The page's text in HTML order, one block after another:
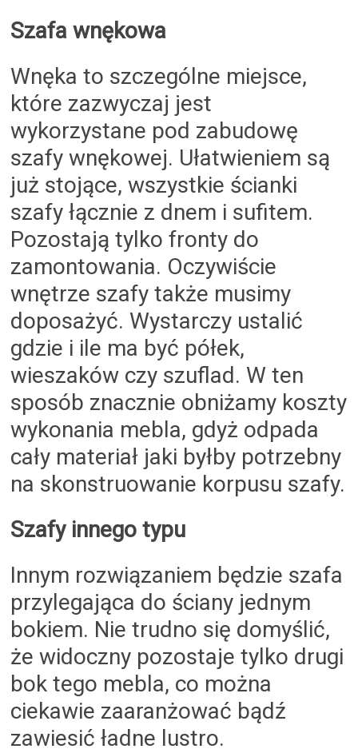
Szafa wnękowa
Wnęka to szczególne miejsce,
które zazwyczaj jest
wykorzystane pod zabudowę
szafy wnękowej. Ułatwieniem są
już stojące, wszystkie ścianki
szafy łącznie z dnem i sufitem.
Pozostają tylko fronty do
zamontowania. Oczywiście
wnętrze szafy także musimy
doposażyć. Wystarczy ustalić
gdzie i ile ma być półek,
wieszaków czy szuflad. W ten
sposób znacznie obniżamy koszty
wykonania mebla, gdyż odpada
cały materiał jaki byłby potrzebny
na skonstruowanie korpusu szafy.
Szafy innego typu
Innym rozwiązaniem będzie szafa
przylegająca do ściany jednym
bokiem. Nie trudno się domyślić,
że widoczny pozostaje tylko drugi
bok tego mebla, co można
ciekawie zaaranżować bądź
zawiesić ładne lustro.